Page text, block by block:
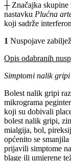
┼ Značajka
nastavku Plućna
koji sadrže
1 Nuspojave
Opis odabranih
Simptomi nalik gripi
Bolest nalik gripi
mikrograma
koji su dobivali
bolest nalik gripi,
mialgija, bol,
općenito se
prijavili simptome
blage ili umjerene